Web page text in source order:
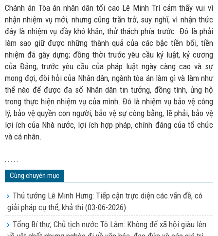
Chánh án Tòa án nhân dân tối cao Lê Minh Trí cảm thấy vui vì
nhận nhiệm vụ mới, nhưng cũng trăn trở, suy nghĩ, vì nhận thức
đây là nhiệm vụ đầy khó khăn, thử thách phía trước. Đó là phải
làm sao giữ được những thành quả của các bậc tiền bối, tiền
nhiệm đã gây dựng; đồng thời trước yêu cầu kỷ luật, kỷ cương
của Đảng, trước yêu cầu của pháp luật ngày càng cao và sự
mong đợi, đòi hỏi của Nhân dân, ngành tòa án làm gì và làm như
thế nào để được đa số Nhân dân tin tưởng, đồng tình, ủng hộ
trong thực hiện nhiệm vụ của mình. Đó là nhiệm vụ bảo vệ công
lý, bảo vệ quyền con người, bảo vệ sự công bằng, lẽ phải, bảo vệ
lợi ích của Nhà nước, lợi ích hợp pháp, chính đáng của tổ chức
và cá nhân.
. . . . .
Cùng chuyên mục
Thủ tướng Lê Minh Hưng: Tiếp cận trực diện các vấn đề, có
giải pháp cụ thể, khả thi (03-06-2026)
Tổng Bí thư, Chủ tịch nước Tô Lâm: Không để xã hội giàu lên